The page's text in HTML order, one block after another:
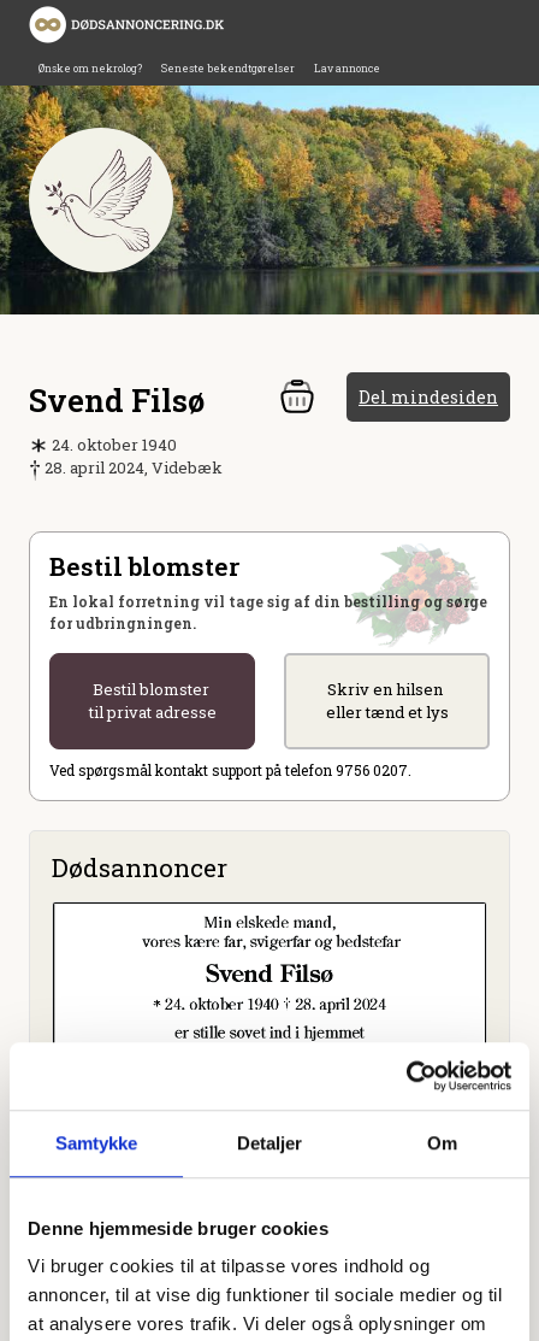
Samtykke Detaljer Om
Denne hjemmeside bruger cookies
Vi bruger cookies til at tilpasse vores indhold og
annoncer, til at vise dig funktioner til sociale medier og til
at analysere vores trafik. Vi deler også oplysninger om
Ønske om nekrolog? Seneste bekendtgørelser Lav annonce
Svend Filsø Del mindesiden
24. oktober 1940
28. april 2024, Videbæk
Bestil blomster
En lokal forretning vil tage sig af din bestilling og sørge
for udbringningen.
Bestil blomster
til privat adresse
Skriv en hilsen
eller tænd et lys
Ved spørgsmål kontakt support på telefon 9756 0207.
Dødsannoncer
Offentligtgjort i Dagbladet Ringkøbing-
Skjern d. 30. april 2024
Se flere